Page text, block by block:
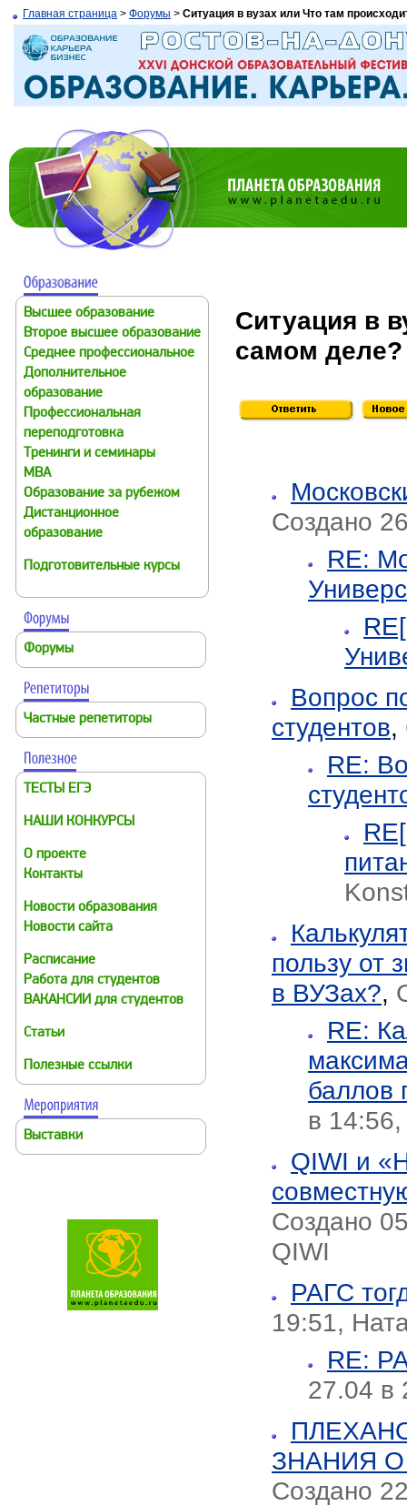
Главная страница > Форумы > Ситуация в вузах или Что там
Высшее образование
Второе высшее образование
Среднее профессиональное
Дополнительное
образование
Профессиональная
переподготовка
Тренинги и семинары
MBA
Образование за рубежом
Дистанционное
образование
Подготовительные курсы
Форумы
Частные репетиторы
ТЕСТЫ ЕГЭ
НАШИ КОНКУРСЫ
О проекте
Контакты
Новости образования
Новости сайта
Расписание
Работа для студентов
ВАКАНСИИ для студентов
Статьи
Полезные ссылки
Выставки
Ситуация в
самом деле?
Создано
RE:
Вопрос
студентов,
RE:
пользу от
в ВУЗах?,
RE:
баллов
в
QIWI и
Создано
QIWI
РАГС
19:51,
RE:
27.04 в
ЗНАНИЯ
Создано